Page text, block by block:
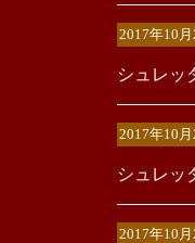
2017年10
シュレッ
2017年10
シュレッ
2017年10